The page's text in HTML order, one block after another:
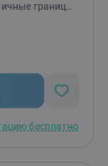
границы.
практики
· Более 450
помощи — умею
· 10 лет в HR
в схема-
бесплатно